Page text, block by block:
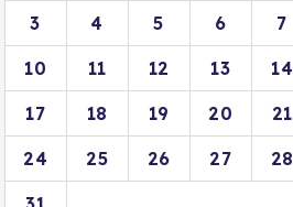
3 4 5 6 7
10 11 12 13 14
17 18 19 20 21
24 25 26 27 28